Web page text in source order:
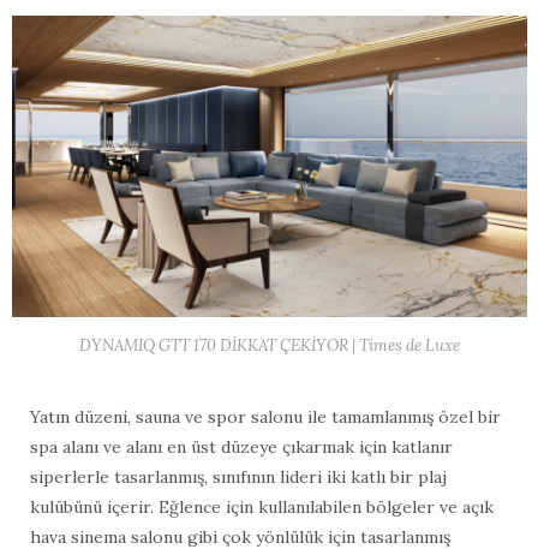
DYNAMIQ GTT 170 DİKKAT ÇEKİYOR | Times de Luxe
Yatın düzeni, sauna ve spor salonu ile tamamlanmış özel bir
spa alanı ve alanı en üst düzeye çıkarmak için katlanır
siperlerle tasarlanmış, sınıfının lideri iki katlı bir plaj
kulübünü içerir. Eğlence için kullanılabilen bölgeler ve açık
hava sinema salonu gibi çok yönlülük için tasarlanmış